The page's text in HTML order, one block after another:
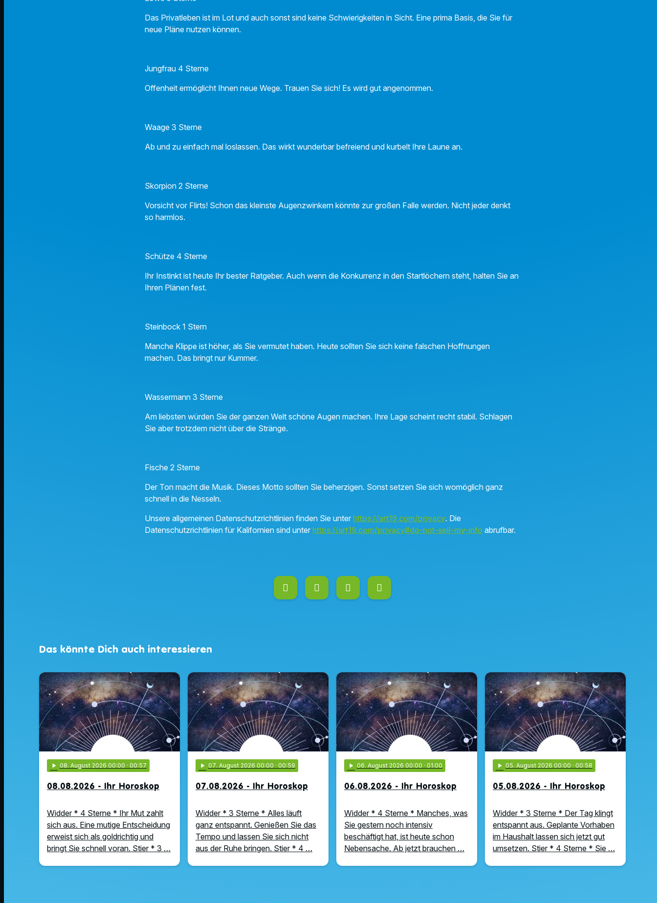
Das Privatleben ist im Lot und auch sonst sind keine Schwierigkeiten in Sicht. Eine prima Basis, die Sie für
neue Pläne nutzen können.
Jungfrau 4 Sterne
Offenheit ermöglicht Ihnen neue Wege. Trauen Sie sich! Es wird gut angenommen.
Waage 3 Sterne
Ab und zu einfach mal loslassen. Das wirkt wunderbar befreiend und kurbelt Ihre Laune an.
Skorpion 2 Sterne
Vorsicht vor Flirts! Schon das kleinste Augenzwinkern könnte zur großen Falle werden. Nicht jeder denkt
so harmlos.
Schütze 4 Sterne
Ihr Instinkt ist heute Ihr bester Ratgeber. Auch wenn die Konkurrenz in den Startlöchern steht, halten Sie an
Ihren Plänen fest.
Steinbock 1 Stern
Manche Klippe ist höher, als Sie vermutet haben. Heute sollten Sie sich keine falschen Hoffnungen
machen. Das bringt nur Kummer.
Wassermann 3 Sterne
Am liebsten würden Sie der ganzen Welt schöne Augen machen. Ihre Lage scheint recht stabil. Schlagen
Sie aber trotzdem nicht über die Stränge.
Fische 2 Sterne
Der Ton macht die Musik. Dieses Motto sollten Sie beherzigen. Sonst setzen Sie sich womöglich ganz
schnell in die Nesseln.
Unsere allgemeinen Datenschutzrichtlinien finden Sie unter https://art19.com/privacy. Die
Datenschutzrichtlinien für Kalifornien sind unter https://art19.com/privacy#do-not-sell-my-info abrufbar.
Das könnte Dich auch interessieren
play_arrow 08. August 2026 00:00 · 00:57
08.08.2026 - Ihr Horoskop
Widder * 4 Sterne * Ihr Mut zahlt
sich aus. Eine mutige Entscheidung
erweist sich als goldrichtig und
bringt Sie schnell voran. Stier * 3 …
play_arrow 07. August 2026 00:00 · 00:59
07.08.2026 - Ihr Horoskop
Widder * 3 Sterne * Alles läuft
ganz entspannt. Genießen Sie das
Tempo und lassen Sie sich nicht
aus der Ruhe bringen. Stier * 4 …
play_arrow 06. August 2026 00:00 · 01:00
06.08.2026 - Ihr Horoskop
Widder * 4 Sterne * Manches, was
Sie gestern noch intensiv
beschäftigt hat, ist heute schon
Nebensache. Ab jetzt brauchen …
play_arrow 05. August 2026 00:00 · 00:58
05.08.2026 - Ihr Horoskop
Widder * 3 Sterne * Der Tag klingt
entspannt aus. Geplante Vorhaben
im Haushalt lassen sich jetzt gut
umsetzen. Stier * 4 Sterne * Sie …